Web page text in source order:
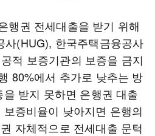
행권 전세대출을 받기 위해
사(HUG), 한국주택금융공사
적 보증기관의 보증을 금지
80%에서 추가로 낮추는 방
받지 못하면 은행권 대출
증비율이 낮아지면 은행의
자체적으로 전세대출 문턱